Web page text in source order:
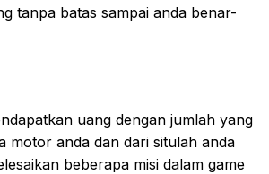
tanpa batas sampai anda benar-
uang dengan jumlah yang
motor anda dan dari situlah anda
beberapa misi dalam game